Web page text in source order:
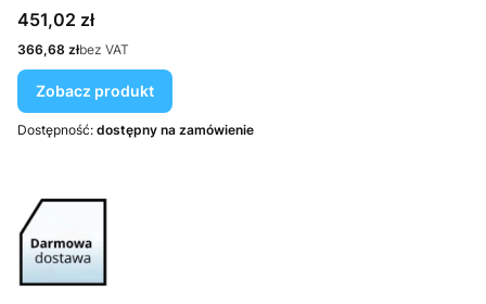
Cena
451,02 zł
Cena
366,68 złbez VAT
Zobacz produkt
Dostępność: dostępny na zamówienie